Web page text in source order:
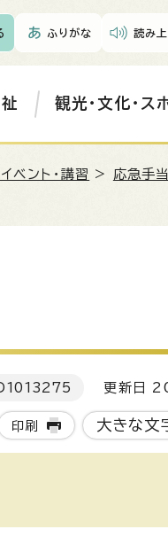
ふりがな 読み
観光・文化・ス
ベント・講習 > 応急手
1013275 更新日
印刷 大きな文